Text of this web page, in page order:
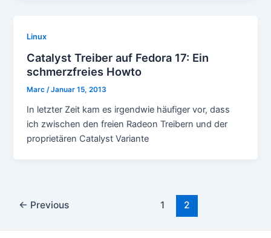
Linux
Catalyst Treiber auf Fedora 17: Ein
schmerzfreies Howto
Marc/Januar 15, 2013
In letzter Zeit kam es irgendwie häufiger vor, dass
ich zwischen den freien Radeon Treibern und der
proprietären Catalyst Variante
Post← Previous 1 2